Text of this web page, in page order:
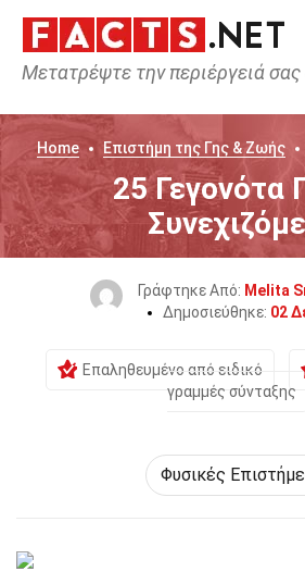
Μετατρέψτε την περιέργειά
Home Επιστήμη της Γης & Ζωής
25 Γεγονότα
Γράφτηκε Από: Melita
Δημοσιεύθηκε: 02
Επαληθευμένο από ειδικό
γραμμές σύνταξης
Φυσικές